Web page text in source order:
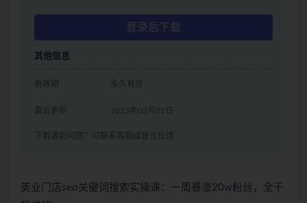
登录后下载
其他信息
有效期 永久有效
最近更新 2023年02月01日
下载遇到问题？可联系客服或留言反馈
美业门店seo关键词搜索实操课：一周暴涨20w粉丝，全干